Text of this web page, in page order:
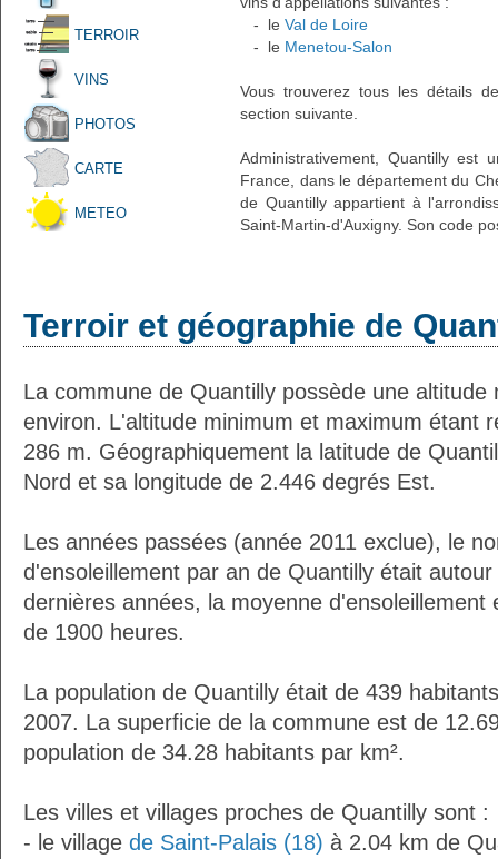
TERROIR
VINS
PHOTOS
CARTE
METEO
- le Val de Loire
- le Menetou-Salon
Vous trouverez tous les détails
section suivante.
Administrativement, Quantilly
France, dans le département du
de Quantilly appartient à
Saint-Martin-d'Auxigny. Son code
Terroir et géographie de
La commune de Quantilly possède une
environ. L'altitude minimum et maximum étant
286 m. Géographiquement la latitude de
Nord et sa longitude de 2.446 degrés Est.
Les années passées (année 2011 exclue), le
d'ensoleillement par an de Quantilly était
dernières années, la moyenne d'ensoleillement
de 1900 heures.
La population de Quantilly était de 439
2007. La superficie de la commune est de
population de 34.28 habitants par km².
Les villes et villages proches de Quantilly sont :
- le village de Saint-Palais (18) à 2.04 km de